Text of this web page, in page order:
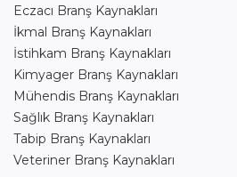
Eczacı Branş Kaynakları
İkmal Branş Kaynakları
İstihkam Branş Kaynakları
Kimyager Branş Kaynakları
Mühendis Branş Kaynakları
Sağlık Branş Kaynakları
Tabip Branş Kaynakları
Veteriner Branş Kaynakları